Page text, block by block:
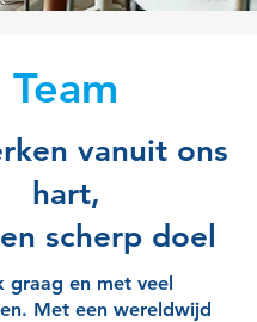
Team
vanuit ons
hart,
scherp doel
graag en met veel
Met een wereldwijd